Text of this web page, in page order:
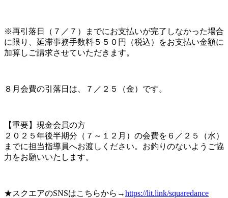
※再引落日（７／７）までにお支払いが完了しなかった場合
に限り、延滞事務手数料５５０円（税込）をお支払い金額に
加算しご請求させていただきます。
８月会費の引落日は、７／２５（金）です。
【重要】現金会員の方
２０２５年後半期分（７～１２月）の会費を６／２５（水）
までに担当指導員へお渡しください。お釣りのないようご協
力をお願いいたします。
★スクエアのSNSはこちらから→https://lit.link/squaredance